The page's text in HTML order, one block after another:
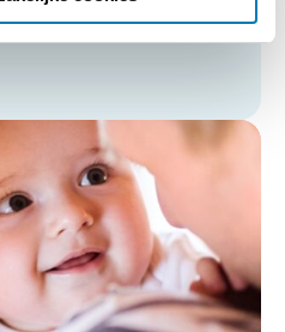
Amsterdam